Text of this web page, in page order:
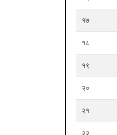
१७
१८
१९
२०
२१
२२